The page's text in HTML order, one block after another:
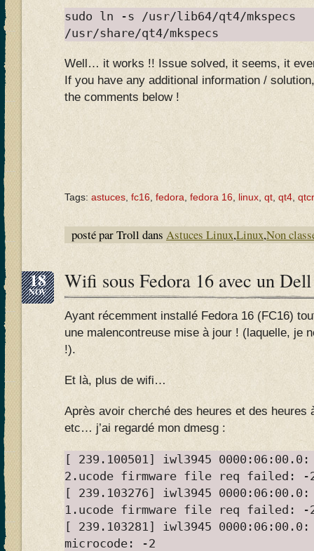
sudo ln -s /usr/lib64/qt4/mkspecs
/usr/share/qt4/mkspecs
Well… it works !! Issue solved, it seems, it
If you have any additional information /
the comments below !
Tags: astuces fc16 fedora fedora 16 linux qt qt4
posté par Troll dans Astuces Linux,Linux,Non
18
NOV Wifi sous Fedora 16 avec un
Ayant récemment installé Fedora 16 (FC16)
une malencontreuse mise à jour ! (laquelle, je
!).
Et là, plus de wifi…
Après avoir cherché des heures et des heures
etc… j’ai regardé mon dmesg :
[ 239.100501] iwl3945
2.ucode firmware file req failed: -
[ 239.103276] iwl3945
1.ucode firmware file req failed: -
[ 239.103281] iwl3945
microcode: -2